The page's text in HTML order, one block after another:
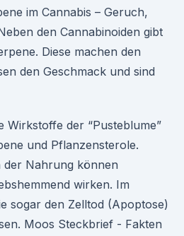
im Cannabis – Geruch,
den Cannabinoiden gibt
Diese machen den
den Geschmack und sind
Wirkstoffe der “Pusteblume”
und Pflanzensterole.
der Nahrung können
wirken. Im
sogar den Zelltod (Apoptose)
Moos Steckbrief - Fakten